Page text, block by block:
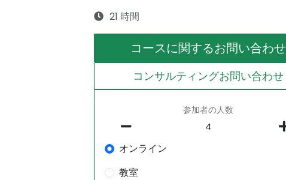
21 時間
コースに関するお問い合わせ
コンサルティングお問い合わせ
参加者の人数
オンライン
教室